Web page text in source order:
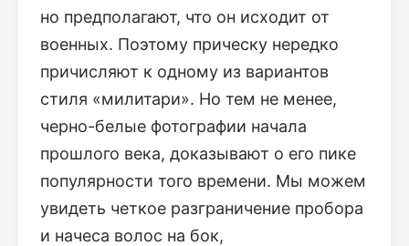
но предполагают, что он исходит от
военных. Поэтому прическу нередко
причисляют к одному из вариантов
стиля «милитари». Но тем не менее,
черно-белые фотографии начала
прошлого века, доказывают о его пике
популярности того времени. Мы можем
увидеть четкое разграничение пробора
и начеса волос на бок,